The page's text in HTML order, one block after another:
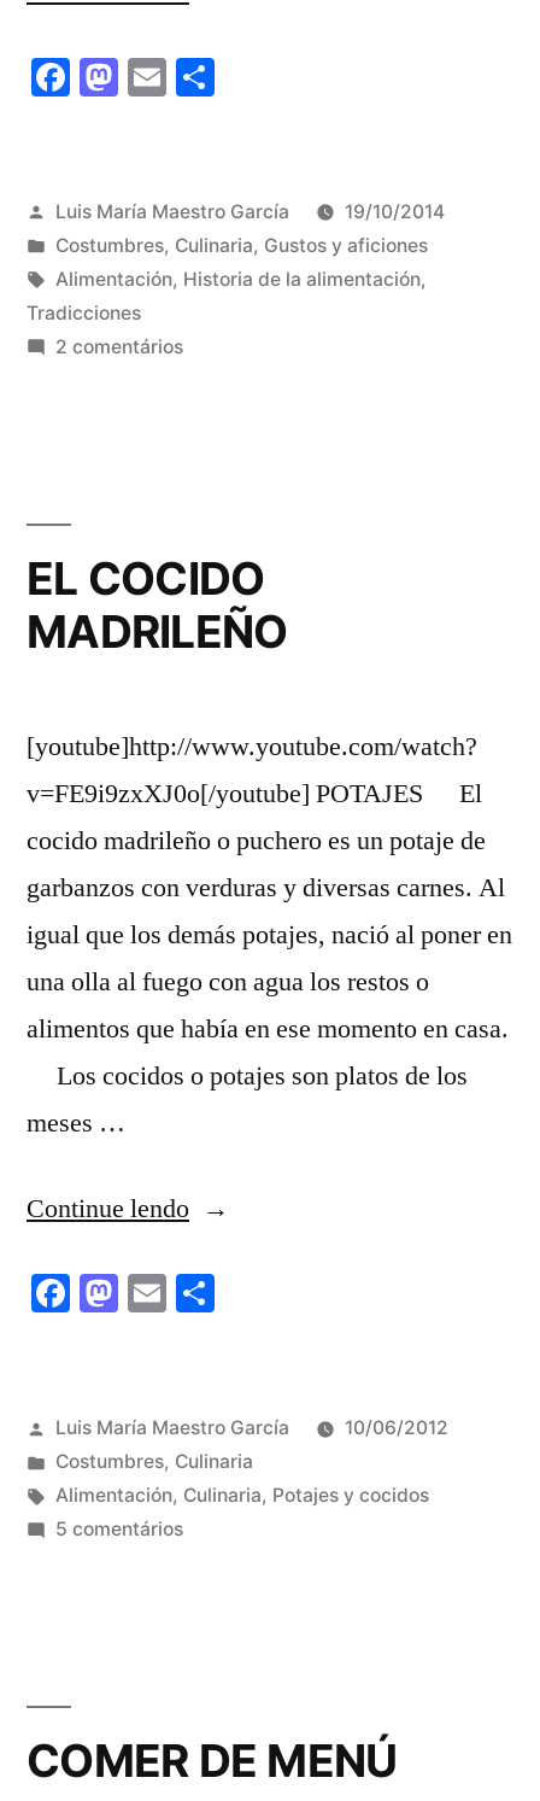
CERDO
SU
SAN
Facebook
Mastodon
Email
Publicado
por
Luis María Maestro García
19/10/2014
Publicado
em
Costumbres, Culinaria, Gustos y aficiones
Tags:
Alimentación, Historia de la alimentación,
Tradicciones
2 comentáriosem
SAN
MARTÍN
EL COCIDO
MADRILEÑO
[youtube]http://www.youtube.com/watch?
v=FE9i9zxXJ0o[/youtube] POTAJES El
cocido madrileño o puchero es un potaje de
garbanzos con verduras y diversas carnes. Al
igual que los demás potajes, nació al poner en
una olla al fuego con agua los restos o
alimentos que había en ese momento en casa.
Los cocidos o potajes son platos de los
meses …
Continue lendo“EL
MADRILEÑO”
Facebook
Mastodon
Email
Publicado
por
Luis María Maestro García
10/06/2012
Publicado
em
Costumbres, Culinaria
Tags:
Alimentación, Culinaria, Potajes y cocidos
5 comentáriosem
COMER DE MENÚ